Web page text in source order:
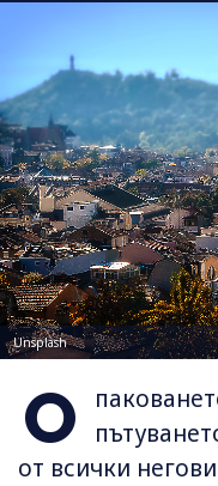
Unsplash
О
от всички